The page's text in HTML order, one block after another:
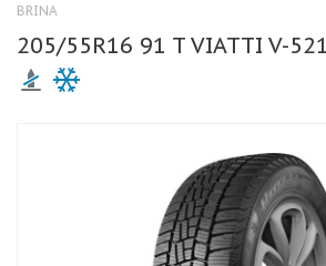
BRINA
205/55R16 91 T VIATTI V-